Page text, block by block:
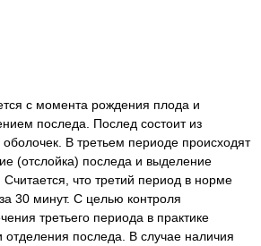
с момента рождения плода и
последа. Послед состоит из
В третьем периоде происходят
(отслойка) последа и выделение
что третий период в норме
30 минут. С целью контроля
третьего периода в практике
отделения последа. В случае наличия